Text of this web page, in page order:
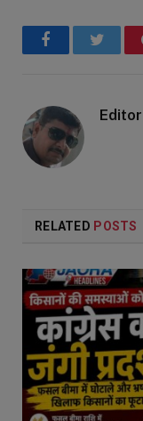
FacebookTwitter
Editor
RELATED POSTS